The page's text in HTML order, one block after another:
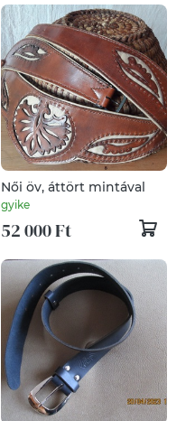
Női öv, áttört mintával
gyike
52 000 Ft